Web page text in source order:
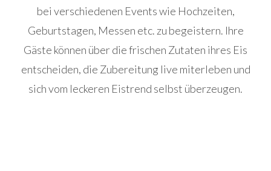
bei verschiedenen Events wie Hochzeiten,
Geburtstagen, Messen etc. zu begeistern. Ihre
Gäste können über die frischen Zutaten ihres Eis
entscheiden, die Zubereitung live miterleben und
sich vom leckeren Eistrend selbst überzeugen.